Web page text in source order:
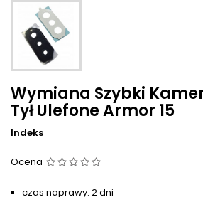
Wymiana Szybki
Tył Ulefone Armor 15
Indeks
Ocena
czas naprawy: 2 dni